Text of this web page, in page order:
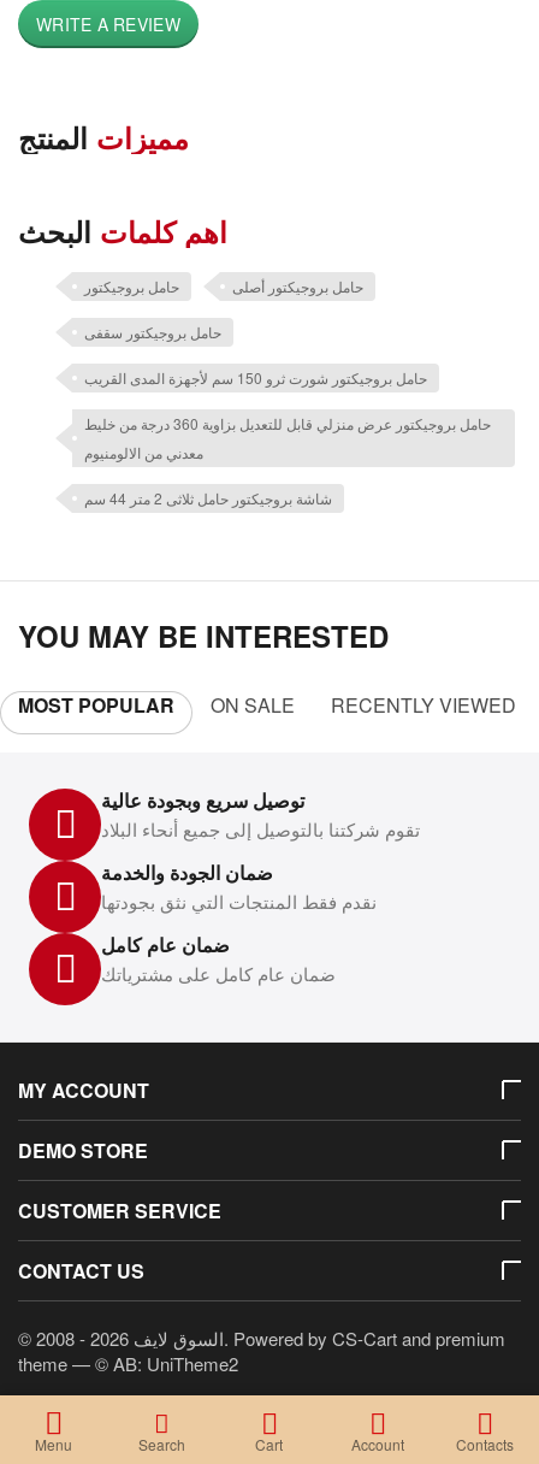
WRITE A REVIEW
مميزات المنتج
اهم كلمات البحث
حامل بروجيكتور حامل بروجيكتور أصلى
حامل بروجيكتور سقفى
حامل بروجيكتور شورت ثرو 150 سم لأجهزة المدى القريب
حامل بروجيكتور عرض منزلي قابل للتعديل بزاوية 360 درجة من خليط
معدني من الالومنيوم
شاشة بروجيكتور حامل ثلاثى 2 متر 44 سم
YOU MAY BE INTERESTED
MOST POPULAR ON SALE RECENTLY VIEWED
توصيل سريع وبجودة عالية
تقوم شركتنا بالتوصيل إلى جميع أنحاء البلاد
ضمان الجودة والخدمة
نقدم فقط المنتجات التي نثق بجودتها
ضمان عام كامل
ضمان عام كامل على مشترياتك
MY ACCOUNT
DEMO STORE
CUSTOMER SERVICE
CONTACT US
© 2008 - 2026 السوق لايف. Powered by CS-Cartand premium
theme —© AB: UniTheme2
Menu Search Cart Account Contacts